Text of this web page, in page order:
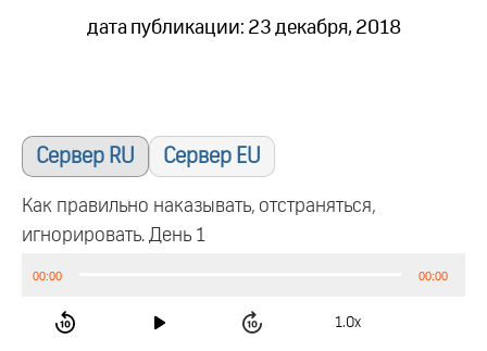
дата публикации: 23 декабря, 2018
Сервер RU Сервер EU
Как правильно наказывать, отстраняться,
игнорировать. День 1
Аудиоплеер
00:00 00:00
1.0x